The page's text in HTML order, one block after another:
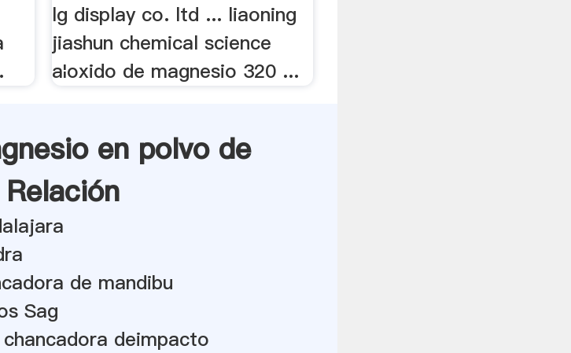
lg display co. ltd ... liaoning
jiashun chemical science
a¦oxido de magnesio 320 ...
en polvo de
de mandibu
Sag
deimpacto